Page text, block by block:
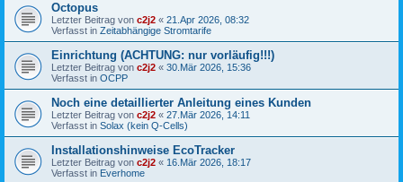
Octopus
Letzter Beitrag von c2j2 « 21.Apr 2026, 08:32
Verfasst in Zeitabhängige Stromtarife
Einrichtung (ACHTUNG: nur vorläufig!!!)
Letzter Beitrag von c2j2 « 30.Mär 2026, 15:36
Verfasst in OCPP
Noch eine detaillierter Anleitung eines Kunden
Letzter Beitrag von c2j2 « 27.Mär 2026, 14:11
Verfasst in Solax (kein Q-Cells)
Installationshinweise EcoTracker
Letzter Beitrag von c2j2 « 16.Mär 2026, 18:17
Verfasst in Everhome